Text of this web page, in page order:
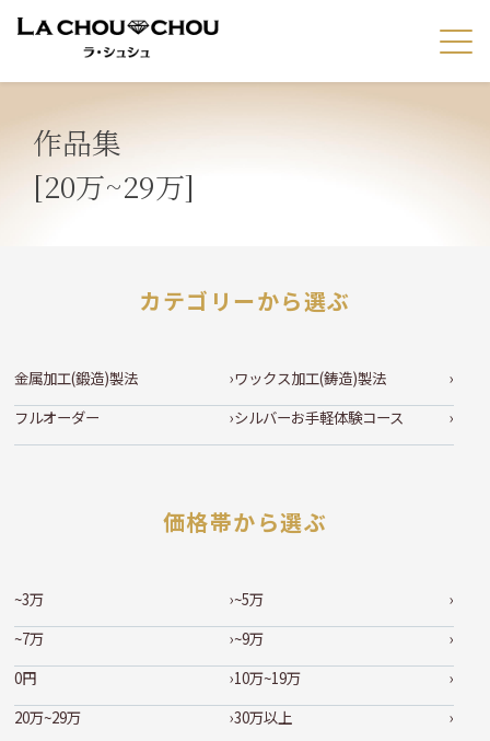
作品集
[20万~29万]
カテゴリーから選ぶ
金属加工(鍛造)製法
ワックス加工(鋳造)製法
フルオーダー
シルバーお手軽体験コース
価格帯から選ぶ
~3万
~5万
~7万
~9万
0円
10万~19万
20万~29万
30万以上